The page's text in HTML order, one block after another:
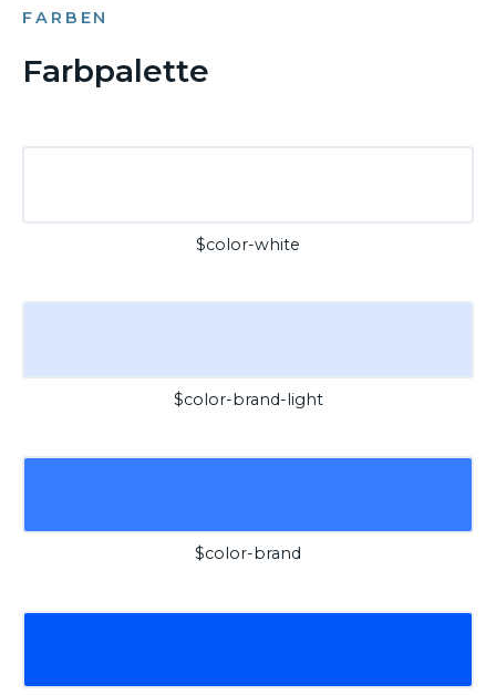
FARBEN
Farbpalette
$color-white
$color-brand-light
$color-brand